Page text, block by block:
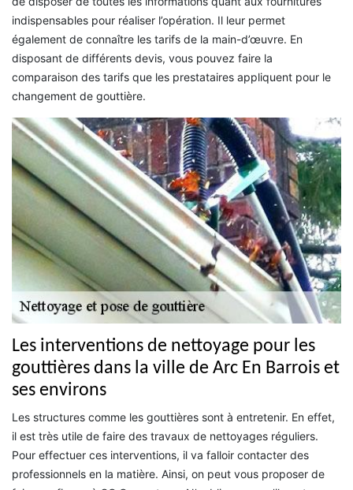
indispensables pour réaliser l’opération. Il leur permet
également de connaître les tarifs de la main-d’œuvre. En
disposant de différents devis, vous pouvez faire la
comparaison des tarifs que les prestataires appliquent pour le
changement de gouttière.
Les interventions de nettoyage pour les
gouttières dans la ville de Arc En Barrois et
ses environs
Les structures comme les gouttières sont à entretenir. En effet,
il est très utile de faire des travaux de nettoyages réguliers.
Pour effectuer ces interventions, il va falloir contacter des
professionnels en la matière. Ainsi, on peut vous proposer de